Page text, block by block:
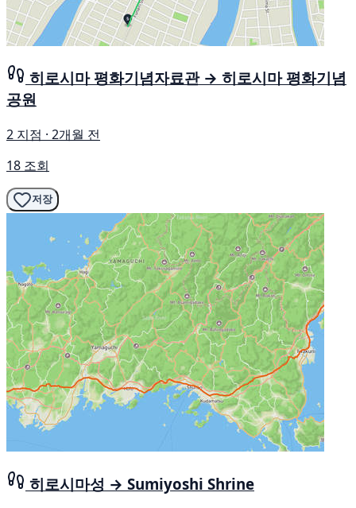
히로시마 평화기념자료관 → 히로시마 평화기념
공원
2 지점 · 2개월 전
18 조회
저장
히로시마성 → Sumiyoshi Shrine